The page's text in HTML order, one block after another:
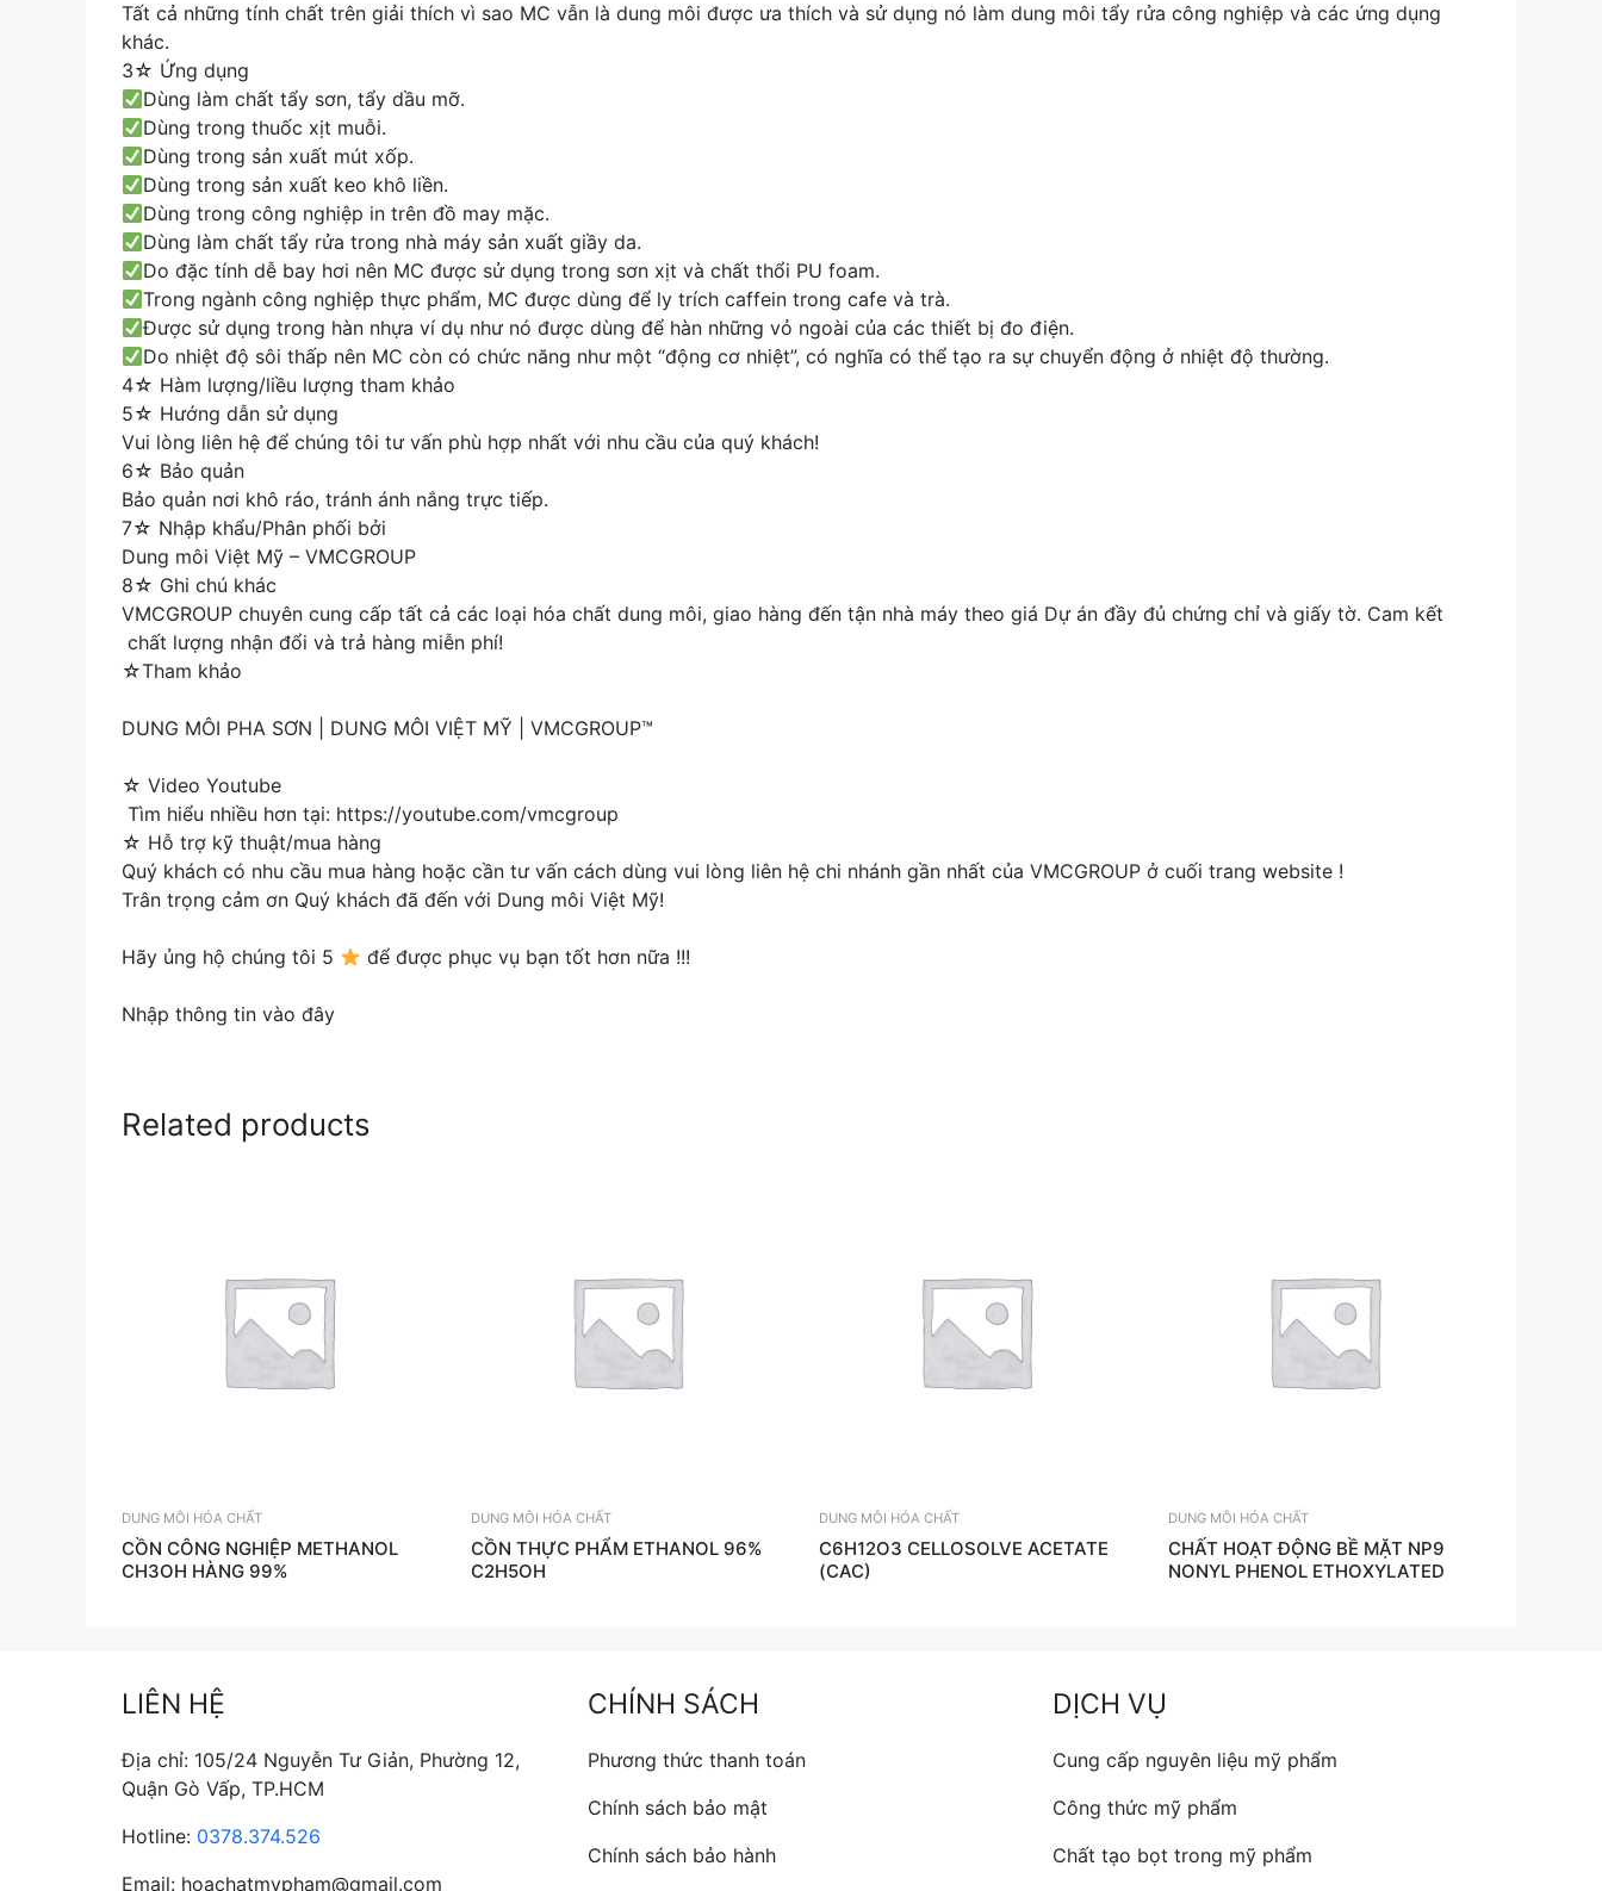
Tất cả những tính chất trên giải thích vì sao MC vẫn là dung môi được ưa thích và sử dụng nó làm dung môi tẩy rửa công nghiệp và các ứng dụng
khác.
3☆ Ứng dụng
Dùng làm chất tẩy sơn, tẩy dầu mỡ.
Dùng trong thuốc xịt muỗi.
Dùng trong sản xuất mút xốp.
Dùng trong sản xuất keo khô liền.
Dùng trong công nghiệp in trên đồ may mặc.
Dùng làm chất tẩy rửa trong nhà máy sản xuất giầy da.
Do đặc tính dễ bay hơi nên MC được sử dụng trong sơn xịt và chất thổi PU foam.
Trong ngành công nghiệp thực phẩm, MC được dùng để ly trích caffein trong cafe và trà.
Được sử dụng trong hàn nhựa ví dụ như nó được dùng để hàn những vỏ ngoài của các thiết bị đo điện.
Do nhiệt độ sôi thấp nên MC còn có chức năng như một “động cơ nhiệt”, có nghĩa có thể tạo ra sự chuyển động ở nhiệt độ thường.
4☆ Hàm lượng/liều lượng tham khảo
5☆ Hướng dẫn sử dụng
Vui lòng liên hệ để chúng tôi tư vấn phù hợp nhất với nhu cầu của quý khách!
6☆ Bảo quản
Bảo quản nơi khô ráo, tránh ánh nắng trực tiếp.
7☆ Nhập khẩu/Phân phối bởi
Dung môi Việt Mỹ – VMCGROUP
8☆ Ghi chú khác
VMCGROUP chuyên cung cấp tất cả các loại hóa chất dung môi, giao hàng đến tận nhà máy theo giá Dự án đầy đủ chứng chỉ và giấy tờ. Cam kết
chất lượng nhận đổi và trả hàng miễn phí!
☆Tham khảo
DUNG MÔI PHA SƠN | DUNG MÔI VIỆT MỸ | VMCGROUP™
☆ Video Youtube
Tìm hiểu nhiều hơn tại: https://youtube.com/vmcgroup
☆ Hỗ trợ kỹ thuật/mua hàng
Quý khách có nhu cầu mua hàng hoặc cần tư vấn cách dùng vui lòng liên hệ chi nhánh gần nhất của VMCGROUP ở cuối trang website !
Trân trọng cảm ơn Quý khách đã đến với Dung môi Việt Mỹ!
Hãy ủng hộ chúng tôi 5 để được phục vụ bạn tốt hơn nữa !!!
Nhập thông tin vào đây
Related products
DUNG MÔI HÓA CHẤT
CỒN CÔNG NGHIỆP METHANOL
CH3OH HÀNG 99%
DUNG MÔI HÓA CHẤT
CỒN THỰC PHẨM ETHANOL 96%
C2H5OH
DUNG MÔI HÓA CHẤT
C6H12O3­ CELLOSOLVE ACETATE
(CAC)
DUNG MÔI HÓA CHẤT
CHẤT HOẠT ĐỘNG BỀ MẶT NP9
NONYL PHENOL ETHOXYLATED
LIÊN HỆ
Địa chỉ: 105/24 Nguyễn Tư Giản, Phường 12,
Quận Gò Vấp, TP.HCM
Hotline: 0378.374.526
Email: hoachatmypham@gmail.com
CHÍNH SÁCH
Phương thức thanh toán
Chính sách bảo mật
Chính sách bảo hành
DỊCH VỤ
Cung cấp nguyên liệu mỹ phẩm
Công thức mỹ phẩm
Chất tạo bọt trong mỹ phẩm